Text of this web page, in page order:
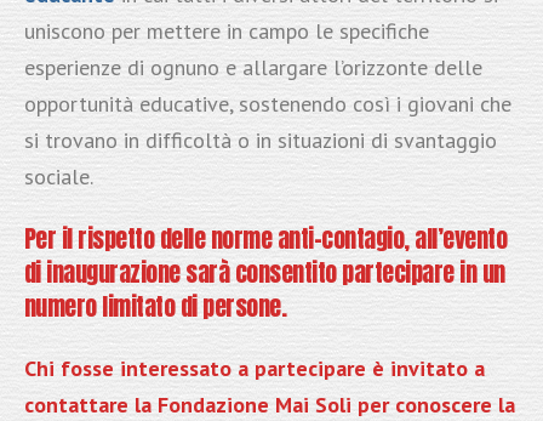
uniscono per mettere in campo le specifiche
esperienze di ognuno e allargare l’orizzonte delle
opportunità educative, sostenendo così i giovani che
si trovano in difficoltà o in situazioni di svantaggio
sociale.
Per il rispetto delle norme anti-contagio, all’evento
di inaugurazione sarà consentito partecipare in un
numero limitato di persone.
Chi fosse interessato a partecipare è invitato a
contattare la Fondazione Mai Soli per conoscere la